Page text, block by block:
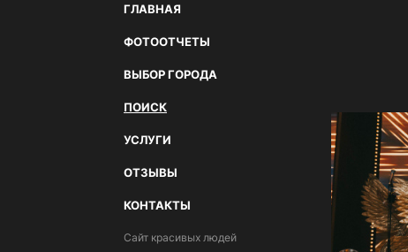
ГЛАВНАЯ
ФОТООТЧЕТЫ
ВЫБОР ГОРОДА
ПОИСК
УСЛУГИ
ОТЗЫВЫ
КОНТАКТЫ
Сайт красивых людей